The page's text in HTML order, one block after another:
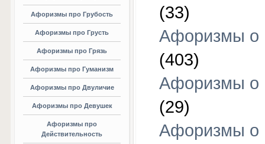
Афоризмы про Грубость
Афоризмы про Грусть
Афоризмы про Грязь
Афоризмы про Гуманизм
Афоризмы про Двуличие
Афоризмы про Девушек
Афоризмы про
Действительность
(33)
Афоризмы
(403)
Афоризмы о
(29)
Афоризмы о